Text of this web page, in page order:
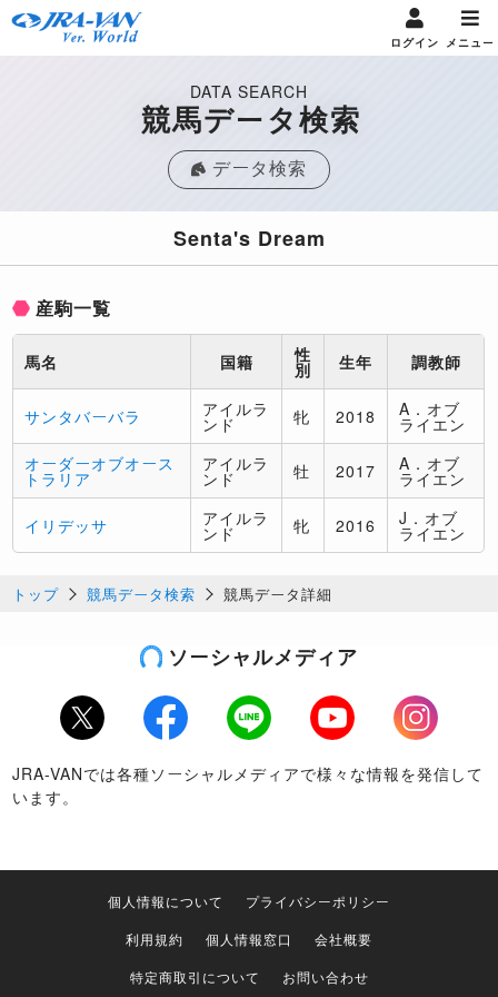
ログイン メニュー
DATA SEARCH
競馬データ検索
データ検索
Senta's Dream
産駒一覧
馬名 国籍 性
別 生年 調教師
サンタバーバラ アイルラ
ンド 牝 2018 A．オブ
ライエン
オーダーオブオース
トラリア
アイルラ
ンド 牡 2017 A．オブ
ライエン
イリデッサ アイルラ
ンド 牝 2016 J．オブ
ライエン
トップ 競馬データ検索 競馬データ詳細
ソーシャルメディア
Twitter Facebook LINE Youtube
Instagram
JRA-VANでは各種ソーシャルメディアで様々な情報を発信して
います。
個人情報について
プライバシーポリシー
利用規約
個人情報窓口
会社概要
特定商取引について
お問い合わせ